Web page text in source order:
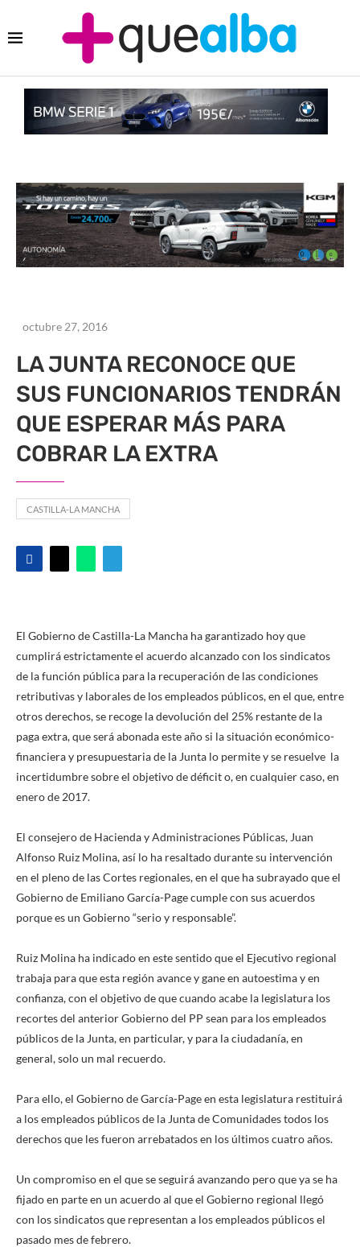
octubre 27, 2016
LA JUNTA RECONOCE QUE
SUS FUNCIONARIOS TENDRÁN
QUE ESPERAR MÁS PARA
COBRAR LA EXTRA
CASTILLA-LA MANCHA
El Gobierno de Castilla-La Mancha ha garantizado hoy que
cumplirá estrictamente el acuerdo alcanzado con los sindicatos
de la función pública para la recuperación de las condiciones
retributivas y laborales de los empleados públicos, en el que, entre
otros derechos, se recoge la devolución del 25% restante de la
paga extra, que será abonada este año si la situación económico-
financiera y presupuestaria de la Junta lo permite y se resuelve la
incertidumbre sobre el objetivo de déficit o, en cualquier caso, en
enero de 2017.
El consejero de Hacienda y Administraciones Públicas, Juan
Alfonso Ruiz Molina, así lo ha resaltado durante su intervención
en el pleno de las Cortes regionales, en el que ha subrayado que el
Gobierno de Emiliano García-Page cumple con sus acuerdos
porque es un Gobierno “serio y responsable”.
Ruiz Molina ha indicado en este sentido que el Ejecutivo regional
trabaja para que esta región avance y gane en autoestima y en
confianza, con el objetivo de que cuando acabe la legislatura los
recortes del anterior Gobierno del PP sean para los empleados
públicos de la Junta, en particular, y para la ciudadanía, en
general, solo un mal recuerdo.
Para ello, el Gobierno de García-Page en esta legislatura restituirá
a los empleados públicos de la Junta de Comunidades todos los
derechos que les fueron arrebatados en los últimos cuatro años.
Un compromiso en el que se seguirá avanzando pero que ya se ha
fijado en parte en un acuerdo al que el Gobierno regional llegó
con los sindicatos que representan a los empleados públicos el
pasado mes de febrero.